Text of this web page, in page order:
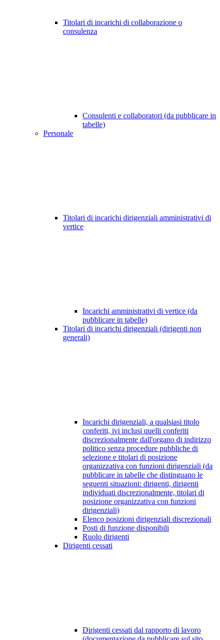
Titolari di incarichi di collaborazione o
consulenza
Consulenti e collaboratori (da pubblicare in
tabelle)
Personale
Titolari di incarichi dirigenziali amministrativi di
vertice
Incarichi amministrativi di vertice (da
pubblicare in tabelle)
Titolari di incarichi dirigenziali (dirigenti non
generali)
Incarichi dirigenziali, a qualsiasi titolo
conferiti, ivi inclusi quelli conferiti
discrezionalmente dall'organo di indirizzo
politico senza procedure pubbliche di
selezione e titolari di posizione
organizzativa con funzioni dirigenziali (da
pubblicare in tabelle che distinguano le
seguenti situazioni: dirigenti, dirigenti
individuati discrezionalmente, titolari di
posizione organizzativa con funzioni
dirigenziali)
Elenco posizioni dirigenziali discrezionali
Posti di funzione disponibili
Ruolo dirigenti
Dirigenti cessati
Dirigenti cessati dal rapporto di lavoro